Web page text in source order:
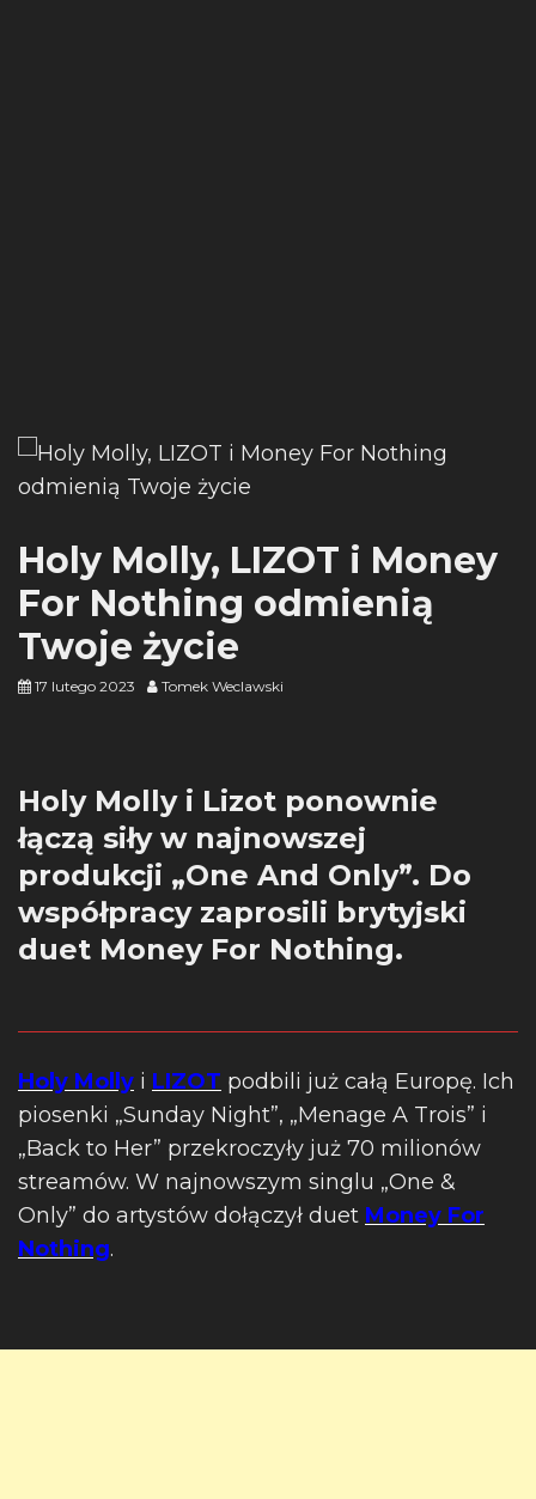
Holy Molly, LIZOT i Money
For Nothing odmienią
Twoje życie
17 lutego 2023 Tomek Weclawski
Holy Molly i Lizot ponownie
łączą siły w najnowszej
produkcji „One And Only”. Do
współpracy zaprosili brytyjski
duet Money For Nothing.
Holy Molly i LIZOT podbili już całą Europę. Ich
piosenki „Sunday Night”, „Menage A Trois” i
„Back to Her” przekroczyły już 70 milionów
streamów. W najnowszym singlu „One &
Only” do artystów dołączył duet Money For
Nothing.